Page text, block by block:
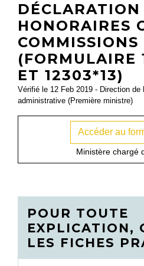
DÉCLARATION
HONORAIRES
COMMISSIONS
(FORMULAIRE
ET 12303*13)
Vérifié le 12 Feb 2019 - Direction de
administrative (Première ministre)
Accéder au
Ministère chargé
POUR TOUTE
EXPLICATION,
LES FICHES